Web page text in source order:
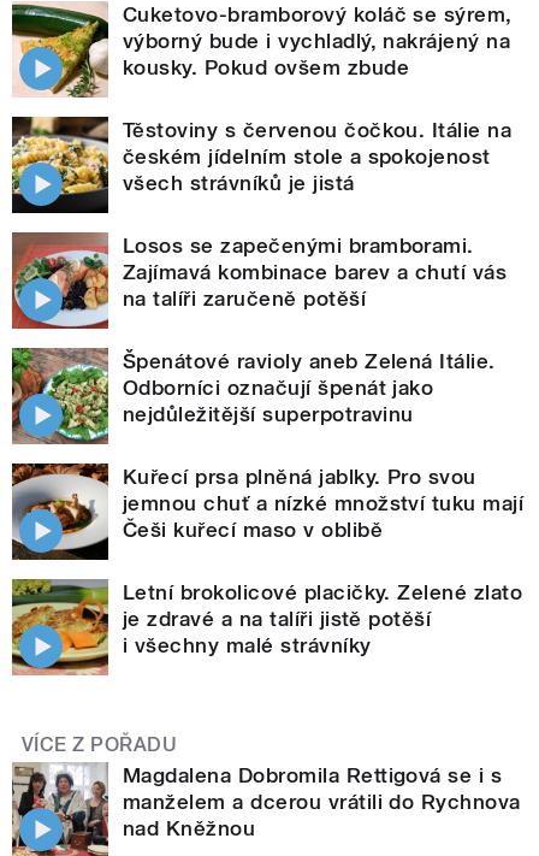
Cuketovo-bramborový koláč se sýrem,
výborný bude i vychladlý, nakrájený na
kousky. Pokud ovšem zbude
Těstoviny s červenou čočkou. Itálie na
českém jídelním stole a spokojenost
všech strávníků je jistá
Losos se zapečenými bramborami.
Zajímavá kombinace barev a chutí vás
na talíři zaručeně potěší
Špenátové ravioly aneb Zelená Itálie.
Odborníci označují špenát jako
nejdůležitější superpotravinu
Kuřecí prsa plněná jablky. Pro svou
jemnou chuť a nízké množství tuku mají
Češi kuřecí maso v oblibě
Letní brokolicové placičky. Zelené zlato
je zdravé a na talíři jistě potěší
i všechny malé strávníky
VÍCE Z POŘADU
Magdalena Dobromila Rettigová se i s
manželem a dcerou vrátili do Rychnova
nad Kněžnou